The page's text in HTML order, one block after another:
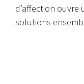
d’affection ouvre
solutions